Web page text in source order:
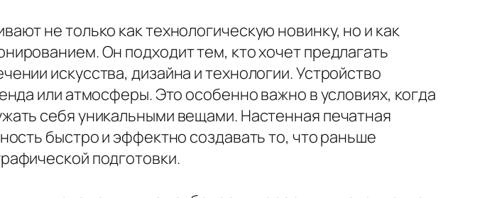
не только как технологическую новинку, но и как
Он подходит тем, кто хочет предлагать
искусства, дизайна и технологии. Устройство
или атмосферы. Это особенно важно в условиях, когда
себя уникальными вещами. Настенная печатная
быстро и эффектно создавать то, что раньше
подготовки.